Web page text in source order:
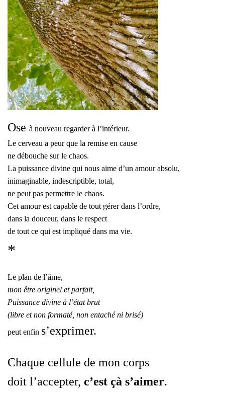
Ose à nouveau regarder à l’intérieur.
Le cerveau a peur que la remise en cause
ne débouche sur le chaos.
La puissance divine qui nous aime d’un amour absolu,
inimaginable, indescriptible, total,
ne peut pas permettre le chaos.
Cet amour est capable de tout gérer dans l’ordre,
dans la douceur, dans le respect
de tout ce qui est impliqué dans ma vie.
*
Le plan de l’âme,
mon être originel et parfait,
Puissance divine à l’état brut
(libre et non formaté, non entaché ni brisé)
peut enfin s’exprimer.
Chaque cellule de mon corps
doit l’accepter, c’est çà s’aimer.